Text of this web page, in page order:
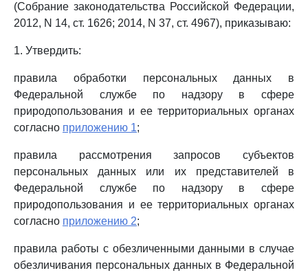
(Собрание законодательства Российской Федерации,
2012, N 14, ст. 1626; 2014, N 37, ст. 4967), приказываю:
1. Утвердить:
правила обработки персональных данных в
Федеральной службе по надзору в сфере
природопользования и ее территориальных органах
согласно приложению 1;
правила рассмотрения запросов субъектов
персональных данных или их представителей в
Федеральной службе по надзору в сфере
природопользования и ее территориальных органах
согласно приложению 2;
правила работы с обезличенными данными в случае
обезличивания персональных данных в Федеральной